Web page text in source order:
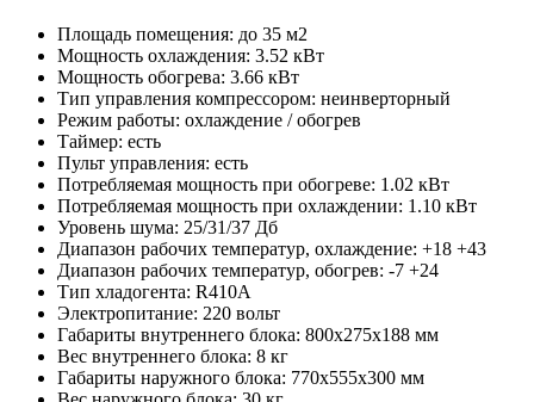
Площадь помещения: до 35 м2
Мощность охлаждения: 3.52 кВт
Мощность обогрева: 3.66 кВт
Тип управления компрессором: неинверторный
Режим работы: охлаждение / обогрев
Таймер: есть
Пульт управления: есть
Потребляемая мощность при обогреве: 1.02 кВт
Потребляемая мощность при охлаждении: 1.10 кВт
Уровень шума: 25/31/37 Дб
Диапазон рабочих температур, охлаждение: +18 +43
Диапазон рабочих температур, обогрев: -7 +24
Тип хладогента: R410A
Электропитание: 220 вольт
Габариты внутреннего блока: 800x275x188 мм
Вес внутреннего блока: 8 кг
Габариты наружного блока: 770x555x300 мм